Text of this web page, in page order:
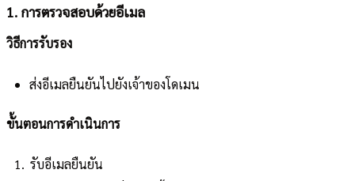
1. การตรวจสอบด้วยอีเมล
วิธีการรับรอง
ส่งอีเมลยืนยันไปยังเจ้าของโดเมน
ขั้นตอนการดำเนินการ
รับอีเมลยืนยัน